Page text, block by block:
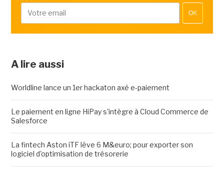
OK
A lire aussi
Worldline lance un 1er hackaton axé e-paiement
Le paiement en ligne HiPay s'intègre à Cloud Commerce de
Salesforce
La fintech Aston iTF lève 6 M&euro; pour exporter son
logiciel d'optimisation de trésorerie